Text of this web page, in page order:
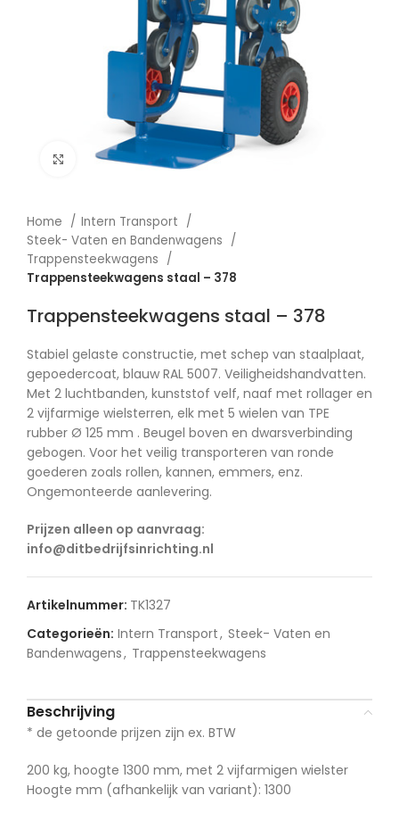
Afbeelding vergroten
Home
Intern Transport
Steek- Vaten en Bandenwagens
Trappensteekwagens
Trappensteekwagens staal – 378
Trappensteekwagens staal – 378
Stabiel gelaste constructie, met schep van staalplaat,
gepoedercoat, blauw RAL 5007. Veiligheidshandvatten.
Met 2 luchtbanden, kunststof velf, naaf met rollager en
2 vijfarmige wielsterren, elk met 5 wielen van TPE
rubber Ø 125 mm . Beugel boven en dwarsverbinding
gebogen. Voor het veilig transporteren van ronde
goederen zoals rollen, kannen, emmers, enz.
Ongemonteerde aanlevering.
Prijzen alleen op aanvraag:
info@ditbedrijfsinrichting.nl
Artikelnummer: TK1327
Categorieën: Intern Transport, Steek- Vaten en
Bandenwagens, Trappensteekwagens
Beschrijving
* de getoonde prijzen zijn ex. BTW
200 kg, hoogte 1300 mm, met 2 vijfarmigen wielster
Hoogte mm (afhankelijk van variant): 1300